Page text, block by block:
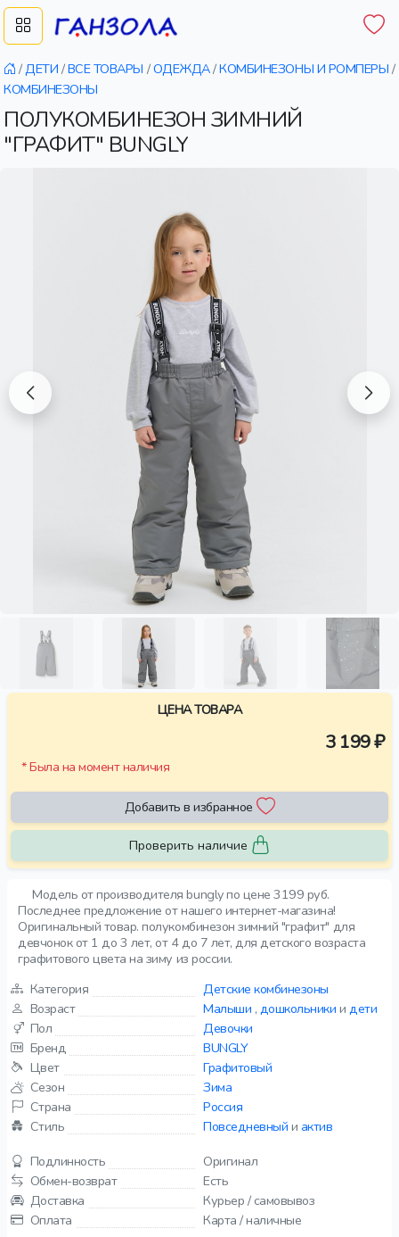
/ДЕТИ /ВСЕ ТОВАРЫ /ОДЕЖДА/КОМБИНЕЗОНЫ И РОМПЕРЫ /
КОМБИНЕЗОНЫ
ПОЛУКОМБИНЕЗОН ЗИМНИЙ
"ГРАФИТ" BUNGLY
Модель от производителя bungly по цене 3199 руб.
Последнее предложение от нашего интернет-магазина!
Оригинальный товар. полукомбинезон зимний "графит" для
девчонок от 1 до 3 лет, от 4 до 7 лет, для детского возраста
графитового цвета на зиму из россии.
Категория
Детские комбинезоны
Возраст
Малыши , дошкольники и дети
Пол
Девочки
Бренд
BUNGLY
Цвет
Графитовый
Сезон
Зима
Страна
Россия
Стиль
Повседневный и актив
Подлинность
Оригинал
Обмен-возврат
Есть
Доставка
Курьер / самовывоз
Оплата
Карта / наличные
ЦЕНА ТОВАРА
3 199 ₽
* Была на момент наличия
Добавить в избранное
Проверить наличие